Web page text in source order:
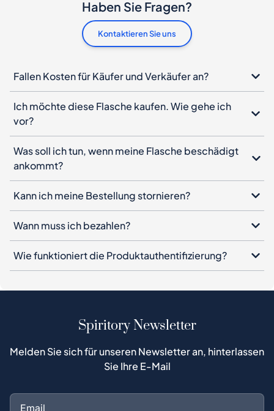
Haben Sie Fragen?
Kontaktieren Sie uns
Fallen Kosten für Käufer und Verkäufer an?
Ich möchte diese Flasche kaufen. Wie gehe ich
vor?
Was soll ich tun, wenn meine Flasche beschädigt
ankommt?
Kann ich meine Bestellung stornieren?
Wann muss ich bezahlen?
Wie funktioniert die Produktauthentifizierung?
Spiritory Newsletter
Melden Sie sich für unseren Newsletter an, hinterlassen
Sie Ihre E-Mail